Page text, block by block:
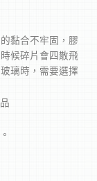
黏合不牢固，膠
候碎片會四散飛
璃時，需要選擇